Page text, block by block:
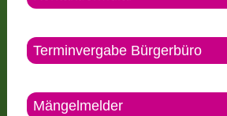
Terminvergabe Bürgerbüro
Mängelmelder